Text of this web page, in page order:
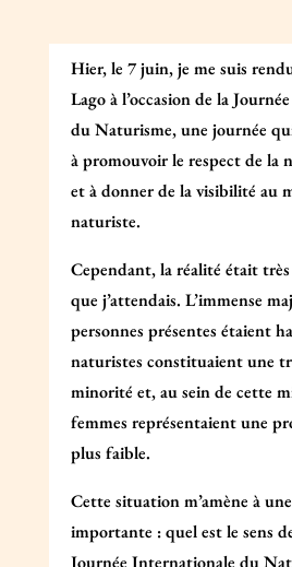
Hier, le 7 juin, je me suis
Lago à l’occasion de la
du Naturisme, une journée
à promouvoir le respect de la
et à donner de la visibilité au
naturiste.
Cependant, la réalité était
que j’attendais. L’immense
personnes présentes étaient
naturistes constituaient une
minorité et, au sein de cette
femmes représentaient une
plus faible.
Cette situation m’amène à
importante : quel est le sens
Journée Internationale du